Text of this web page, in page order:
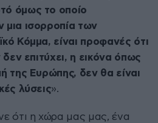
όμως το οποίο
μια ισορροπία των
Κόμμα, είναι προφανές ότι
δεν επιτύχει, η εικόνα όπως
της Ευρώπης, δεν θα είναι
λύσεις».
ότι η χώρα μας μας, ένα